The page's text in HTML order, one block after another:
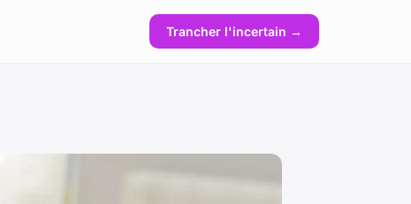
Trancher l'incertain →